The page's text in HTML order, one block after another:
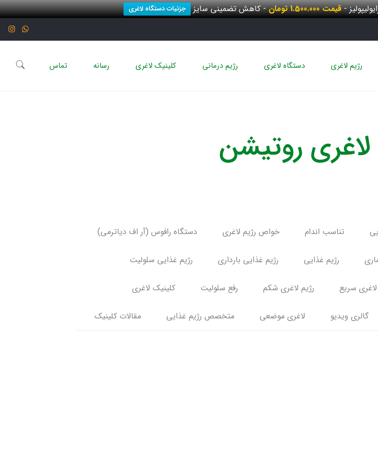
-قیمت 1.500.000 تومان - کاهش تضمینی سایز جزئیات دستگاه لاغری
رژیم لاغری دستگاه لاغری رژیم درمانی کلینیک لاغری رسانه تماس
روتیشن
تناسب اندام خواص رژیم لاغری دستگاه رافوس (آر اف دیاترمی)
رژیم غذایی رژیم غذایی بارداری رژیم غذایی سلولیت
لاغری سریع رژیم لاغری شکم رفع سلولیت کلینیک لاغری
گالری ویدیو لاغری موضعی متخصص رژیم غذایی مقالات کلینیک